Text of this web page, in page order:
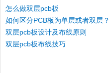
怎么做双层pcb板
如何区分PCB板为单层或者双层？
双层pcb板设计及布线原则
双层pcb板布线技巧